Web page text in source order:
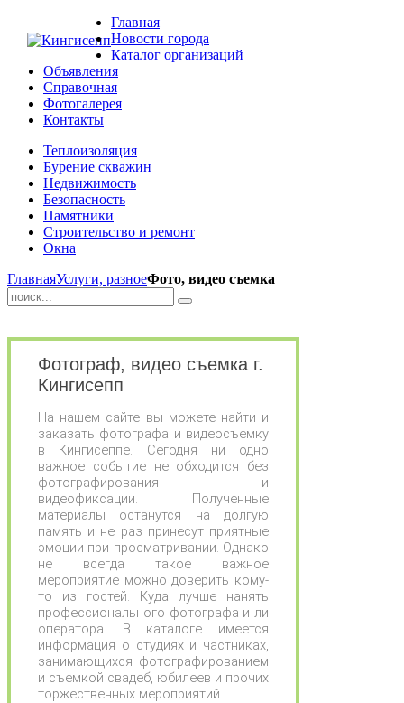
Главная
Новости города
Каталог организаций
Объявления
Справочная
Фотогалерея
Контакты
Теплоизоляция
Бурение скважин
Недвижимость
Безопасность
Памятники
Строительство и ремонт
Окна
ГлавнаяУслуги, разноеФото, видео съемка
Фотограф, видео съемка г.
Кингисепп
На нашем сайте вы можете найти и
заказать фотографа и видеосъемку
в Кингисеппе. Сегодня ни одно
важное событие не обходится без
фотографирования и
видеофиксации. Полученные
материалы останутся на долгую
память и не раз принесут приятные
эмоции при просматривании. Однако
не всегда такое важное
мероприятие можно доверить кому-
то из гостей. Куда лучше нанять
профессионального фотографа и ли
оператора. В каталоге имеется
информация о студиях и частниках,
занимающихся фотографированием
и съемкой свадеб, юбилеев и прочих
торжественных мероприятий.